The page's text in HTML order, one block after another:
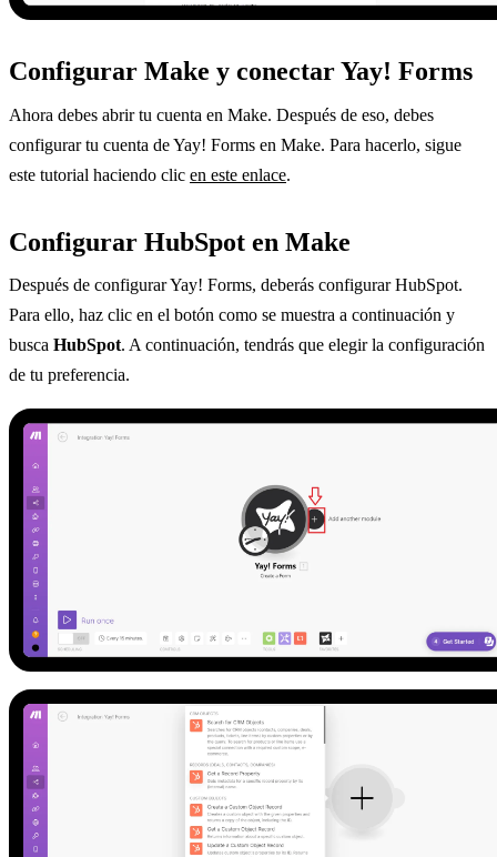
Configurar Make y conectar Yay! Forms
Ahora debes abrir tu cuenta en Make. Después de eso, debes
configurar tu cuenta de Yay! Forms en Make. Para hacerlo, sigue
este tutorial haciendo clic en este enlace.
Configurar HubSpot en Make
Después de configurar Yay! Forms, deberás configurar HubSpot.
Para ello, haz clic en el botón como se muestra a continuación y
busca HubSpot. A continuación, tendrás que elegir la configuración
de tu preferencia.